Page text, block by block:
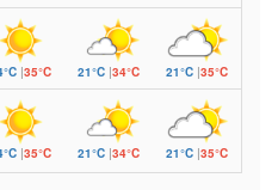
|35°C 21°C |34°C 21°C |35°C
|35°C 21°C |34°C 21°C |35°C